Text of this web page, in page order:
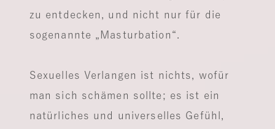
zu entdecken, und nicht nur für die
sogenannte „Masturbation“.
Sexuelles Verlangen ist nichts, wofür
man sich schämen sollte; es ist ein
natürliches und universelles Gefühl,